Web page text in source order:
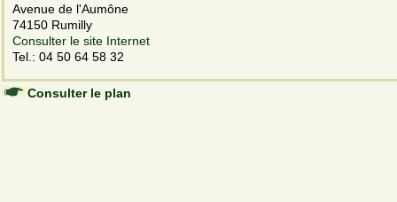
Avenue de l'Aumône
74150 Rumilly
Consulter le site Internet
Tel.: 04 50 64 58 32
Consulter le plan